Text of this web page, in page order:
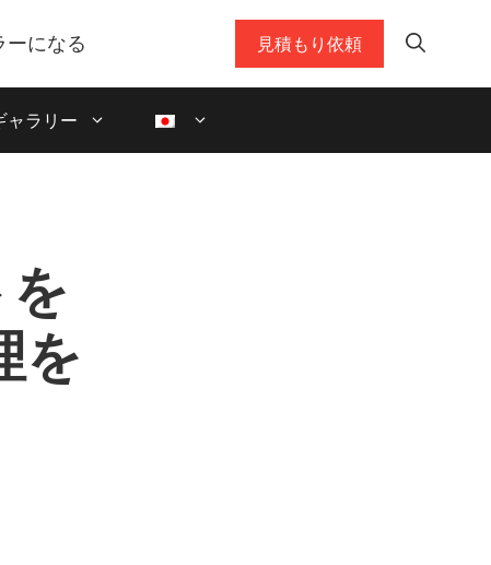
ーになる 見積もり依頼
ャラリー
を